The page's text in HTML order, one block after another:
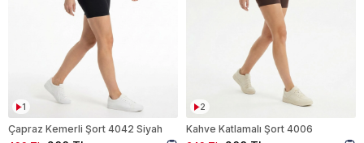
1
Çapraz Kemerli Şort 4042 Siyah
2
Kahve Katlamalı Şort 4006